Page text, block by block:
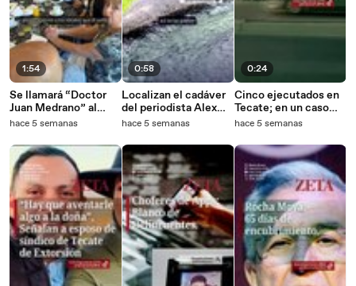
1:54
Se llamará “Doctor
Juan Medrano” al
personaje del año del
hace 5 semanas
0:58
Localizan el cadáver
del periodista Alex
Serna; Artículo 19
hace 5 semanas
0:24
Cinco ejecutados en
Tecate; en un caso
intentan quemar
hace 5 semanas